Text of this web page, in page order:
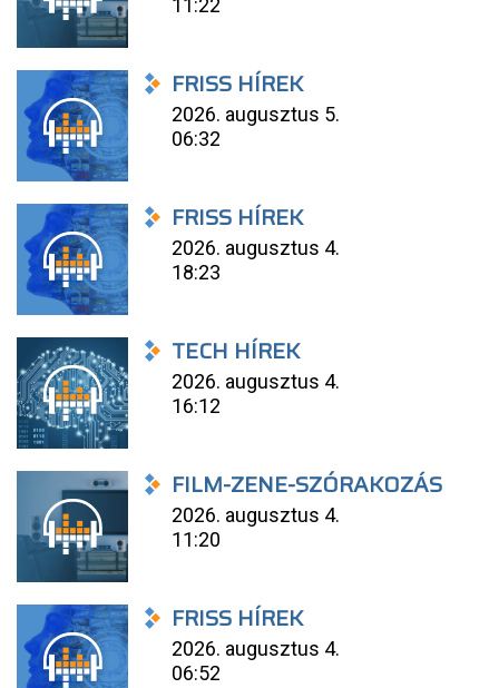
11:22
FRISS HÍREK
2026. augusztus 5.
06:32
FRISS HÍREK
2026. augusztus 4.
18:23
TECH HÍREK
2026. augusztus 4.
16:12
FILM-ZENE-SZÓRAKOZÁS
2026. augusztus 4.
11:20
FRISS HÍREK
2026. augusztus 4.
06:52